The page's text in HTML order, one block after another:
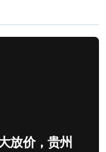
放价，贵州